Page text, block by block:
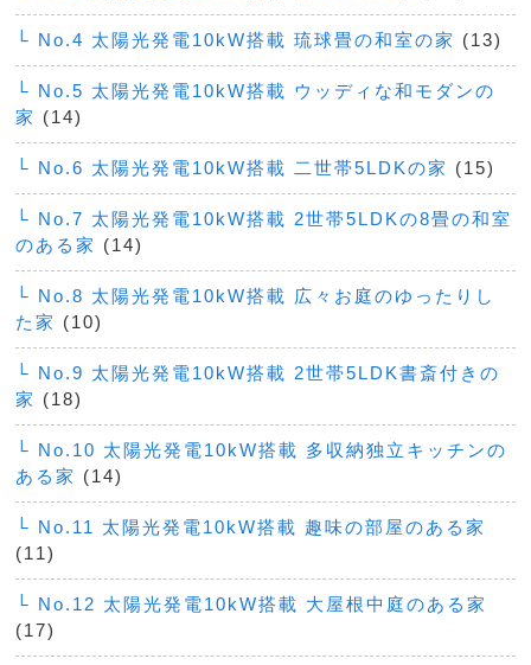
└ No.4 太陽光発電10kW搭載 琉球畳の和室の家 (13)
└ No.5 太陽光発電10kW搭載 ウッディな和モダンの
家 (14)
└ No.6 太陽光発電10kW搭載 二世帯5LDKの家 (15)
└ No.7 太陽光発電10kW搭載 2世帯5LDKの8畳の和室
のある家 (14)
└ No.8 太陽光発電10kW搭載 広々お庭のゆったりし
た家 (10)
└ No.9 太陽光発電10kW搭載 2世帯5LDK書斎付きの
家 (18)
└ No.10 太陽光発電10kW搭載 多収納独立キッチンの
ある家 (14)
└ No.11 太陽光発電10kW搭載 趣味の部屋のある家
(11)
└ No.12 太陽光発電10kW搭載 大屋根中庭のある家
(17)